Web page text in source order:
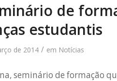
de
estudantis
de 2014 / em Notícias
seminário de formação